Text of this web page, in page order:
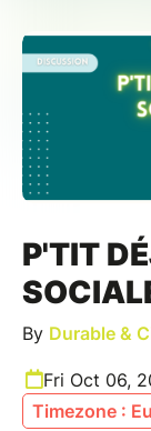
P'TIT
By Durable &
Fri Oct 06,
Timezone :